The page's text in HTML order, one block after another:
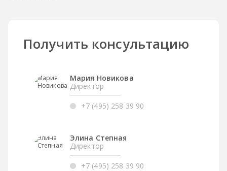
Получить консультацию
Мария Новикова
Директор
+7 (495) 258 39 90
Элина Степная
Директор
+7 (495) 258 39 90